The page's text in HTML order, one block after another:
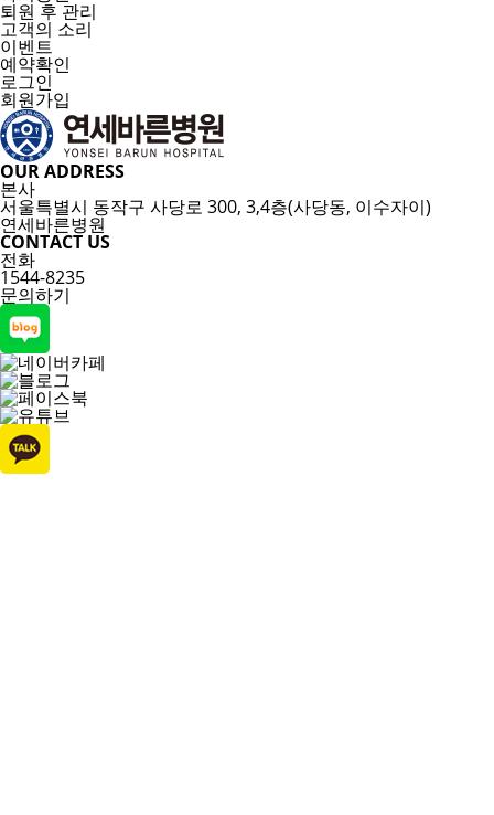
퇴원 후 관리
고객의 소리
이벤트
예약확인
로그인
회원가입
OUR ADDRESS
본사
서울특별시 동작구 사당로 300, 3,4층(사당동, 이수자이)
연세바른병원
CONTACT US
전화
1544-8235
문의하기